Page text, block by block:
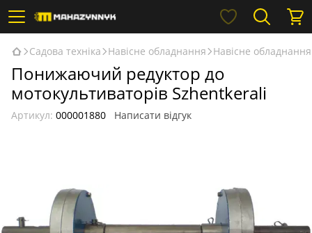
Садова техніка Навісне обладнання Навісне
Понижаючий редуктор до
мотокультиваторів Szhentkerali
Артикул: 000001880 Написати відгук